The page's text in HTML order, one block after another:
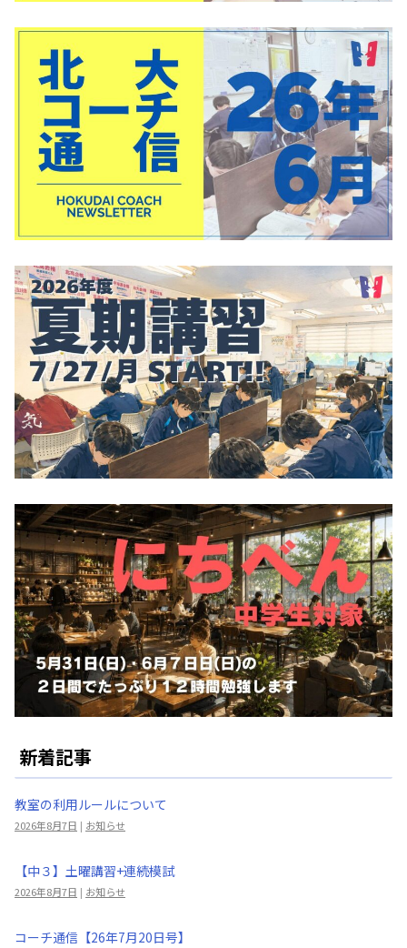
新着記事
教室の利用ルールについて
2026年8月7日 | お知らせ
【中３】土曜講習+連続模試
2026年8月7日 | お知らせ
コーチ通信【26年7月20日号】